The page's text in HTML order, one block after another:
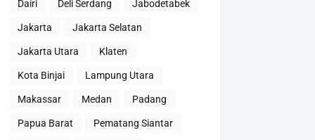
Dairi Deli Serdang Jabodetabek
Jakarta Jakarta Selatan
Jakarta Utara Klaten
Kota Binjai Lampung Utara
Makassar Medan Padang
Papua Barat Pematang Siantar